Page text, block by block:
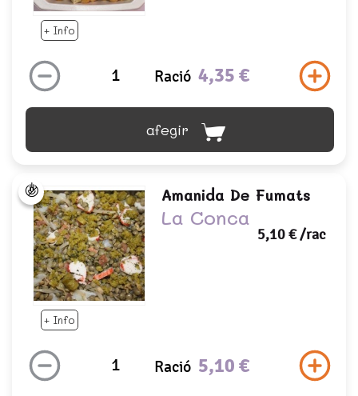
+ Info
Ració 4,35 €
afegir
+ Info
Amanida De Fumats
La Conca
5,10 €/rac
Ració 5,10 €